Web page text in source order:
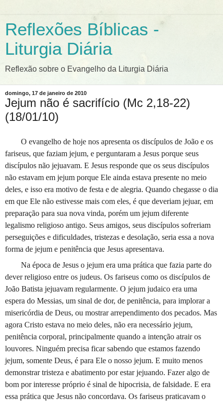
Reflexões Bíblicas -
Liturgia Diária
Reflexão sobre o Evangelho da Liturgia Diária
domingo, 17 de janeiro de 2010
Jejum não é sacrifício (Mc 2,18-22)
(18/01/10)
O evangelho de hoje nos apresenta os discípulos de João e os
fariseus, que faziam jejum, e perguntaram a Jesus porque seus
discípulos não jejuavam. E Jesus responde que os seus discípulos
não estavam em jejum porque Ele ainda estava presente no meio
deles, e isso era motivo de festa e de alegria. Quando chegasse o dia
em que Ele não estivesse mais com eles, é que deveriam jejuar, em
preparação para sua nova vinda, porém um jejum diferente
legalismo religioso antigo. Seus amigos, seus discípulos sofreriam
perseguições e dificuldades, tristezas e desolação, seria essa a nova
forma de jejum e penitência que Jesus apresentava.
Na época de Jesus o jejum era uma prática que fazia parte do
dever religioso entre os judeus. Os fariseus como os discípulos de
João Batista jejuavam regularmente. O jejum judaico era uma
espera do Messias, um sinal de dor, de penitência, para implorar a
misericórdia de Deus, ou mostrar arrependimento dos pecados. Mas
agora Cristo estava no meio deles, não era necessário jejum,
penitência corporal, principalmente quando a intenção atrair os
louvores. Ninguém precisa ficar sabendo que estamos fazendo
jejum, somente Deus, é para Ele o nosso jejum. E muito menos
demonstrar tristeza e abatimento por estar jejuando. Fazer algo de
bom por interesse próprio é sinal de hipocrisia, de falsidade. E era
essa prática que Jesus não concordava. Os fariseus praticavam o